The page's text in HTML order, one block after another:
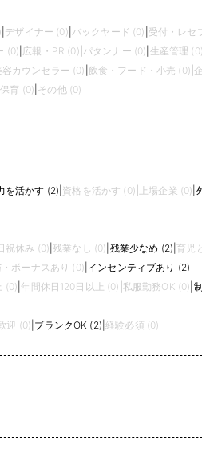
デザイナー (0) バックヤード (0) 受付・レセ
(0) 広報・PR (0) パタンナー (0) 生産管理 (0)
容カウンセラー (0) 飲食・フード・小売 (0)
育 (0) その他 (0)
を活かす (2) 資格を活かす (0) 上場企業 (0)
祝休み (0) |残業なし (0) 残業少なめ (2) 育児
・ボーナスあり (0) インセンティブあり (2)
(0) 年間休日120日以上 (0) 私服勤務OK (0)
迎 (0) ブランクOK (2) |経験必須 (0)